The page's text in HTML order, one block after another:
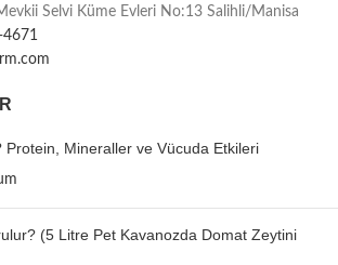
Selvi Küme Evleri No:13 Salihli/Manisa
4671
Mineraller ve Vücuda Etkileri
(5 Litre Pet Kavanozda Domat Zeytini